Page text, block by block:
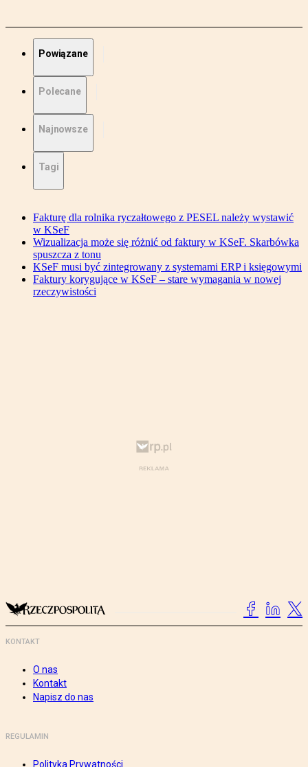
Powiązane
Polecane
Najnowsze
Tagi
Fakturę dla rolnika ryczałtowego z PESEL należy wystawić
w KSeF
Wizualizacja może się różnić od faktury w KSeF. Skarbówka
spuszcza z tonu
KSeF musi być zintegrowany z systemami ERP i księgowymi
Faktury korygujące w KSeF – stare wymagania w nowej
rzeczywistości
KONTAKT
O nas
Kontakt
Napisz do nas
REGULAMIN
Polityka Prywatności